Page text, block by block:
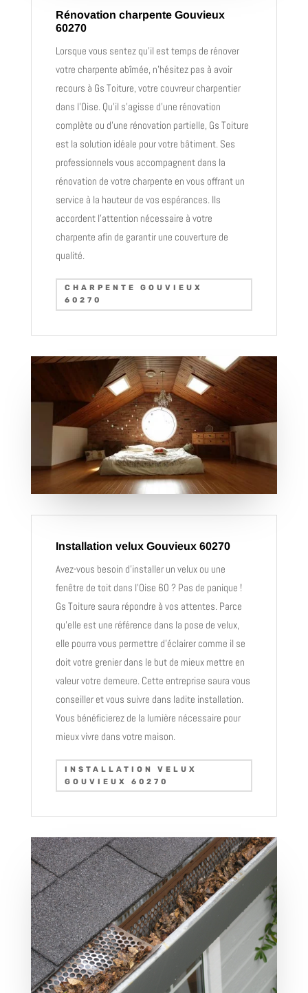
Rénovation charpente Gouvieux
60270
Lorsque vous sentez qu’il est temps de rénover
votre charpente abîmée, n’hésitez pas à avoir
recours à Gs Toiture, votre couvreur charpentier
dans l’Oise. Qu’il s’agisse d’une rénovation
complète ou d’une rénovation partielle, Gs Toiture
est la solution idéale pour votre bâtiment. Ses
professionnels vous accompagnent dans la
rénovation de votre charpente en vous offrant un
service à la hauteur de vos espérances. Ils
accordent l’attention nécessaire à votre
charpente afin de garantir une couverture de
qualité.
CHARPENTE GOUVIEUX
60270
Installation velux Gouvieux 60270
Avez-vous besoin d’installer un velux ou une
fenêtre de toit dans l’Oise 60 ? Pas de panique !
Gs Toiture saura répondre à vos attentes. Parce
qu’elle est une référence dans la pose de velux,
elle pourra vous permettre d’éclairer comme il se
doit votre grenier dans le but de mieux mettre en
valeur votre demeure. Cette entreprise saura vous
conseiller et vous suivre dans ladite installation.
Vous bénéficierez de la lumière nécessaire pour
mieux vivre dans votre maison.
INSTALLATION VELUX
GOUVIEUX 60270